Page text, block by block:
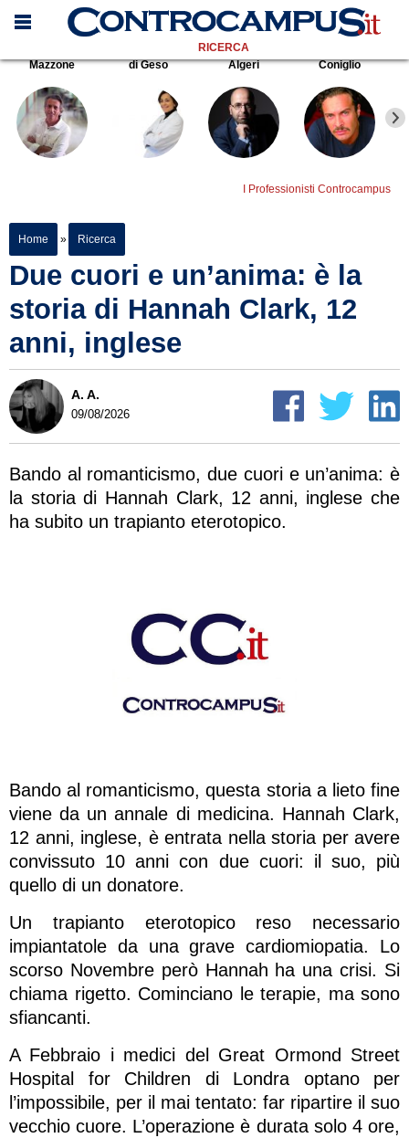
RICERCA
Mazzone
di Geso Algeri Coniglio
I Professionisti Controcampus
Home » Ricerca
Due cuori e un’anima: è la
storia di Hannah Clark, 12
anni, inglese
A. A.
09/08/2026
Bando al romanticismo, due cuori e un’anima: è
la storia di Hannah Clark, 12 anni, inglese che
ha subito un trapianto eterotopico.
Bando al romanticismo, questa storia a lieto fine
viene da un annale di medicina. Hannah Clark,
12 anni, inglese, è entrata nella storia per avere
convissuto 10 anni con due cuori: il suo, più
quello di un donatore.
Un trapianto eterotopico reso necessario
impiantatole da una grave cardiomiopatia. Lo
scorso Novembre però Hannah ha una crisi. Si
chiama rigetto. Cominciano le terapie, ma sono
sfiancanti.
A Febbraio i medici del Great Ormond Street
Hospital for Children di Londra optano per
l’impossibile, per il mai tentato: far ripartire il suo
vecchio cuore. L’operazione è durata solo 4 ore,